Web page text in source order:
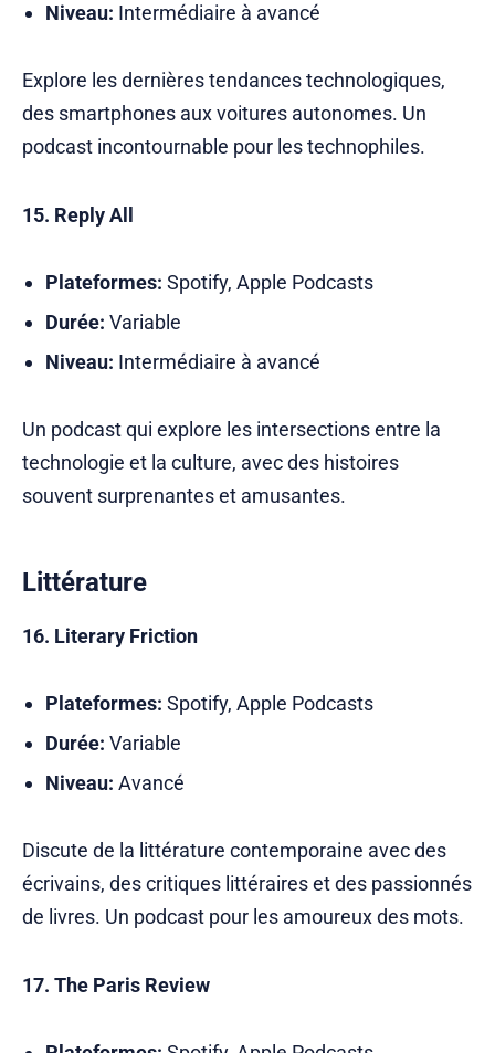
Niveau: Intermédiaire à avancé
Explore les dernières tendances technologiques,
des smartphones aux voitures autonomes. Un
podcast incontournable pour les technophiles.
15. Reply All
Plateformes: Spotify, Apple Podcasts
Durée: Variable
Niveau: Intermédiaire à avancé
Un podcast qui explore les intersections entre la
technologie et la culture, avec des histoires
souvent surprenantes et amusantes.
Littérature
16. Literary Friction
Plateformes: Spotify, Apple Podcasts
Durée: Variable
Niveau: Avancé
Discute de la littérature contemporaine avec des
écrivains, des critiques littéraires et des passionnés
de livres. Un podcast pour les amoureux des mots.
17. The Paris Review